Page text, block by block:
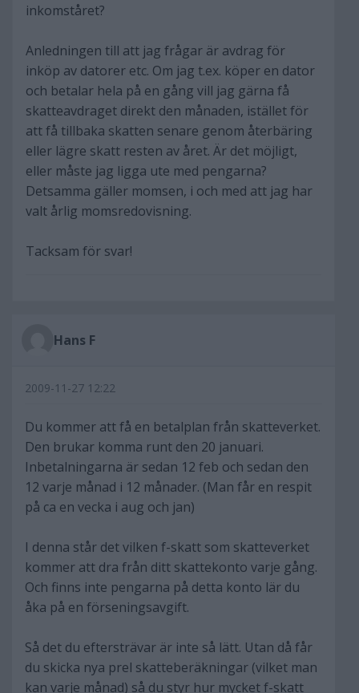
inkomståret?
Anledningen till att jag frågar är avdrag för
inköp av datorer etc. Om jag t.ex. köper en dator
och betalar hela på en gång vill jag gärna få
skatteavdraget direkt den månaden, istället för
att få tillbaka skatten senare genom återbäring
eller lägre skatt resten av året. Är det möjligt,
eller måste jag ligga ute med pengarna?
Detsamma gäller momsen, i och med att jag har
valt årlig momsredovisning.
Tacksam för svar!
Hans F
2009-11-27 12:22
Du kommer att få en betalplan från skatteverket.
Den brukar komma runt den 20 januari.
Inbetalningarna är sedan 12 feb och sedan den
12 varje månad i 12 månader. (Man får en respit
på ca en vecka i aug och jan)
I denna står det vilken f-skatt som skatteverket
kommer att dra från ditt skattekonto varje gång.
Och finns inte pengarna på detta konto lär du
åka på en förseningsavgift.
Så det du eftersträvar är inte så lätt. Utan då får
du skicka nya prel skatteberäkningar (vilket man
kan varje månad) så du styr hur mycket f-skatt